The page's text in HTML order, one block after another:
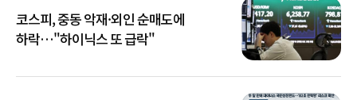
코스피, 중동 악재·외인 순매도에
하락…"하이닉스 또 급락"